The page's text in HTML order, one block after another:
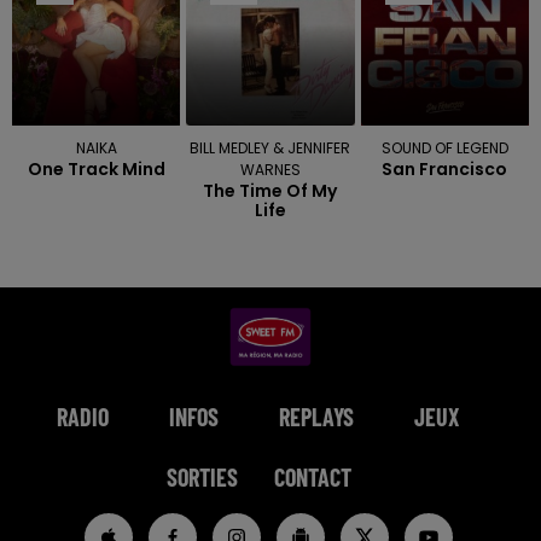
NAIKA
One Track Mind
BILL MEDLEY & JENNIFER
WARNES
The Time Of My
Life
SOUND OF LEGEND
San Francisco
RADIO INFOS REPLAYS JEUX
SORTIES CONTACT